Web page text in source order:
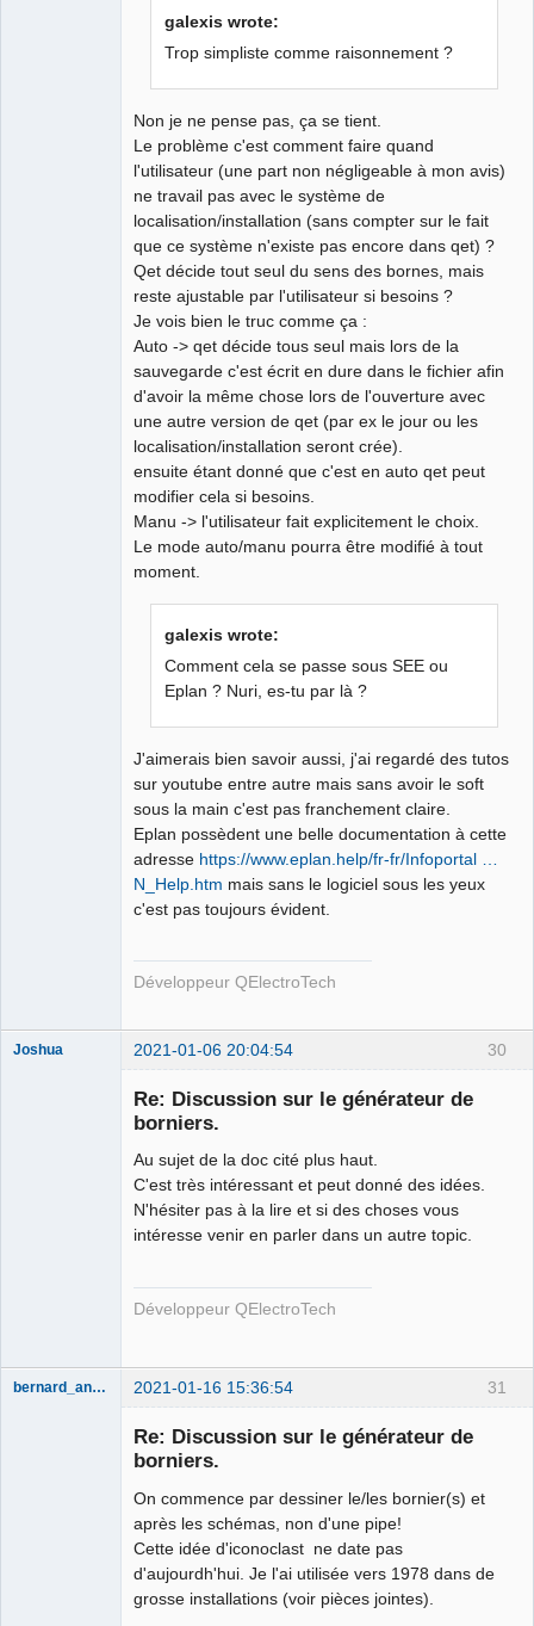
galexis wrote:
Trop simpliste comme raisonnement ?
Non je ne pense pas, ça se tient.
Le problème c'est comment faire quand
l'utilisateur (une part non négligeable à mon avis)
ne travail pas avec le système de
localisation/installation (sans compter sur le fait
que ce système n'existe pas encore dans qet) ?
Qet décide tout seul du sens des bornes, mais
reste ajustable par l'utilisateur si besoins ?
Je vois bien le truc comme ça :
Auto -> qet décide tous seul mais lors de la
sauvegarde c'est écrit en dure dans le fichier afin
d'avoir la même chose lors de l'ouverture avec
une autre version de qet (par ex le jour ou les
localisation/installation seront crée).
ensuite étant donné que c'est en auto qet peut
modifier cela si besoins.
Manu -> l'utilisateur fait explicitement le choix.
Le mode auto/manu pourra être modifié à tout
moment.
galexis wrote:
Comment cela se passe sous SEE ou
Eplan ? Nuri, es-tu par là ?
J'aimerais bien savoir aussi, j'ai regardé des tutos
sur youtube entre autre mais sans avoir le soft
sous la main c'est pas franchement claire.
Eplan possèdent une belle documentation à cette
adresse https://www.eplan.help/fr-fr/Infoportal …
N_Help.htm mais sans le logiciel sous les yeux
c'est pas toujours évident.
Développeur QElectroTech
30
Joshua 2021-01-06 20:04:54
Re: Discussion sur le générateur de
borniers.
Au sujet de la doc cité plus haut.
C'est très intéressant et peut donné des idées.
N'hésiter pas à la lire et si des choses vous
intéresse venir en parler dans un autre topic.
Développeur QElectroTech
31
bernard_andre 2021-01-16 15:36:54
Re: Discussion sur le générateur de
borniers.
On commence par dessiner le/les bornier(s) et
après les schémas, non d'une pipe!
Cette idée d'iconoclast ne date pas
d'aujourdh'hui. Je l'ai utilisée vers 1978 dans de
grosse installations (voir pièces jointes).